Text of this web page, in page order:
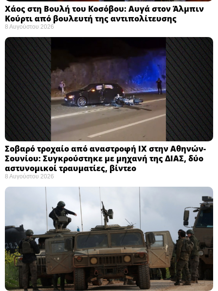
Χάος στη Βουλή του Κοσόβου: Αυγά στον Άλμπιν
Κούρτι από βουλευτή της αντιπολίτευσης
8 Αυγούστου 2026
Σοβαρό τροχαίο από αναστροφή ΙΧ στην Αθηνών-
Σουνίου: Συγκρούστηκε με μηχανή της ΔΙΑΣ, δύο
αστυνομικοί τραυματίες, βίντεο
8 Αυγούστου 2026